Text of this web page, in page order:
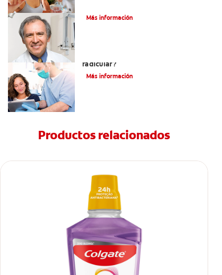
Más información
radicular?
Más información
Productos relacionados